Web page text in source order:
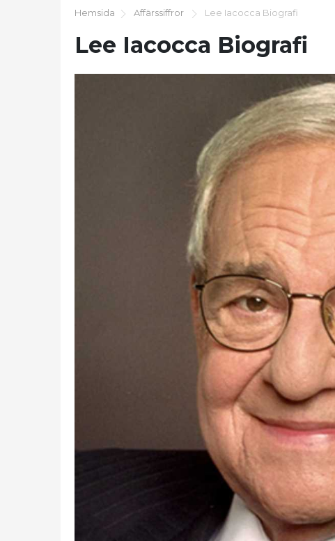
Hemsida Affärssiffror Lee Iacocca Biografi
Lee Iacocca Biografi